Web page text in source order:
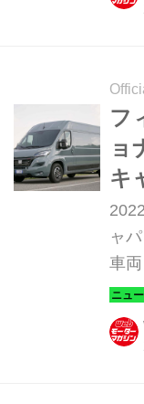
フ
ョ
キ
社
ャ
車
ト
（
表